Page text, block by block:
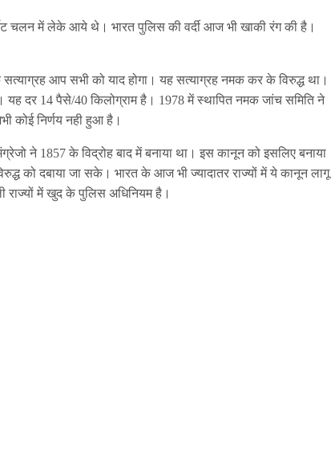
चलन में लेके आये थे। भारत पुलिस की वर्दी आज भी खाकी रंग की है।
सत्याग्रह आप सभी को याद होगा। यह सत्याग्रह नमक कर के विरुद्ध था।
दर 14 पैसे/40 किलोग्राम है। 1978 में स्थापित नमक जांच समिति ने
कोई निर्णय नही हुआ है।
ने 1857 के विद्रोह बाद में बनाया था। इस कानून को इसलिए बनाया
को दबाया जा सके। भारत के आज भी ज्यादातर राज्यों में ये कानून लागू
राज्यों में खुद के पुलिस अधिनियम है।